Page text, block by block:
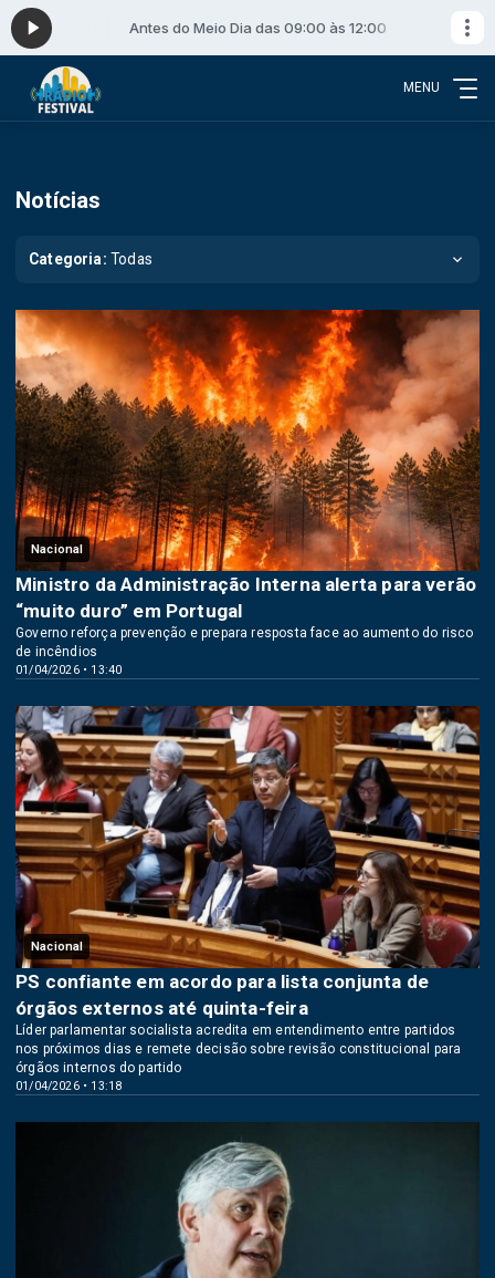
Antes do Meio Dia das 09:00 às 12:00
MENU
Notícias
Categoria: Todas
Nacional
01/04/2026 • 13:40
Ministro da Administração Interna alerta para verão
“muito duro” em Portugal
Governo reforça prevenção e prepara resposta face ao aumento do risco
de incêndios
Nacional
01/04/2026 • 13:18
PS confiante em acordo para lista conjunta de
órgãos externos até quinta-feira
Líder parlamentar socialista acredita em entendimento entre partidos
nos próximos dias e remete decisão sobre revisão constitucional para
órgãos internos do partido